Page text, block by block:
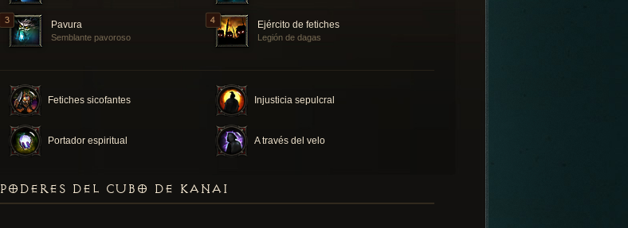
Pavura
Semblante pavoroso
Ejército de fetiches
Legión de dagas
Fetiches sicofantes Injusticia sepulcral
Portador espiritual A través del velo
PODERES DEL CUBO DE KANAI